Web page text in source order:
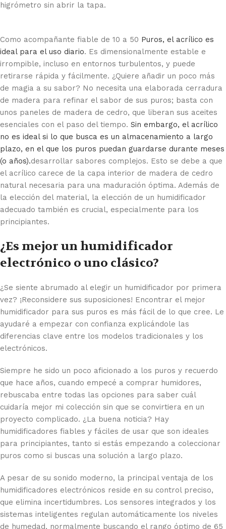
higrómetro sin abrir la tapa.
Como acompañante fiable de 10 a 50 Puros, el acrílico es
ideal para el uso diario. Es dimensionalmente estable e
irrompible, incluso en entornos turbulentos, y puede
retirarse rápida y fácilmente. ¿Quiere añadir un poco más
de magia a su sabor? No necesita una elaborada cerradura
de madera para refinar el sabor de sus puros; basta con
unos paneles de madera de cedro, que liberan sus aceites
esenciales con el paso del tiempo. Sin embargo, el acrílico
no es ideal si lo que busca es un almacenamiento a largo
plazo, en el que los puros puedan guardarse durante meses
(o años).desarrollar sabores complejos. Esto se debe a que
el acrílico carece de la capa interior de madera de cedro
natural necesaria para una maduración óptima. Además de
la elección del material, la elección de un humidificador
adecuado también es crucial, especialmente para los
principiantes.
¿Es mejor un humidificador
electrónico o uno clásico?
¿Se siente abrumado al elegir un humidificador por primera
vez? ¡Reconsidere sus suposiciones! Encontrar el mejor
humidificador para sus puros es más fácil de lo que cree. Le
ayudaré a empezar con confianza explicándole las
diferencias clave entre los modelos tradicionales y los
electrónicos.
Siempre he sido un poco aficionado a los puros y recuerdo
que hace años, cuando empecé a comprar humidores,
rebuscaba entre todas las opciones para saber cuál
cuidaría mejor mi colección sin que se convirtiera en un
proyecto complicado. ¿La buena noticia? Hay
humidificadores fiables y fáciles de usar que son ideales
para principiantes, tanto si estás empezando a coleccionar
puros como si buscas una solución a largo plazo.
A pesar de su sonido moderno, la principal ventaja de los
humidificadores electrónicos reside en su control preciso,
que elimina incertidumbres. Los sensores integrados y los
sistemas inteligentes regulan automáticamente los niveles
de humedad, normalmente buscando el rango óptimo de 65